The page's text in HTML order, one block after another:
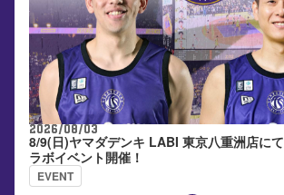
2026/08/03
8/9(日)ヤマダデンキ LABI 東京八重洲店に
ラボイベント開催！
EVENT